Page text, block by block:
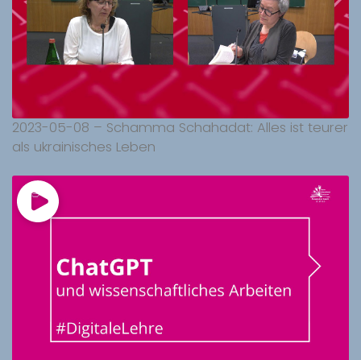
2023-05-08 – Schamma Schahadat: Alles ist teurer
als ukrainisches Leben